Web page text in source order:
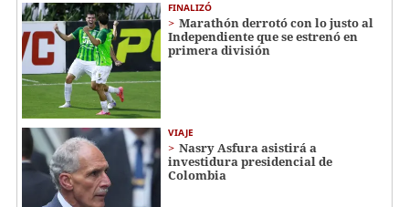
FINALIZÓ
Marathón derrotó con lo justo al
Independiente que se estrenó en
primera división
VIAJE
Nasry Asfura asistirá a
investidura presidencial de
Colombia